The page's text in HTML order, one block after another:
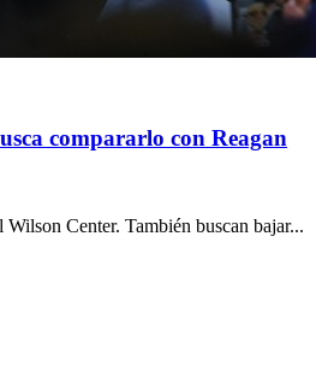
compararlo con Reagan
Center. También buscan bajar...